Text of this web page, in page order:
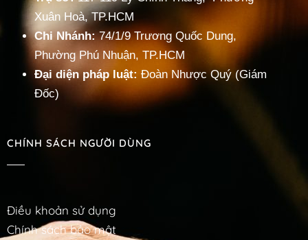
Xuân Hoà, TP.HCM
Chi Nhánh:74/1/9 Trương Quốc Dung,
Phường Phú Nhuận, TP.HCM
Đại diện pháp luật: Đoàn Nhược Quý (Giám
Đốc)
CHÍNH SÁCH NGƯỜI DÙNG
Điều khoản sử dụng
Chính sách bảo mật